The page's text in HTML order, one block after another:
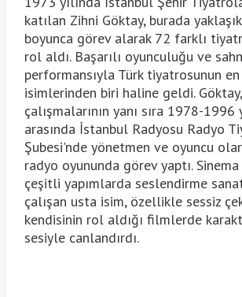
katılan Zihni Göktay, burada
boyunca görev alarak 72 farklı
rol aldı. Başarılı oyunculuğu ve
performansıyla Türk tiyatrosunun
isimlerinden biri haline geldi.
çalışmalarının yanı sıra 1978-1996
arasında İstanbul Radyosu Radyo
Şubesi'nde yönetmen ve oyuncu
radyo oyununda görev yaptı.
çeşitli yapımlarda seslendirme
çalışan usta isim, özellikle sessiz
kendisinin rol aldığı filmlerde
sesiyle canlandırdı.